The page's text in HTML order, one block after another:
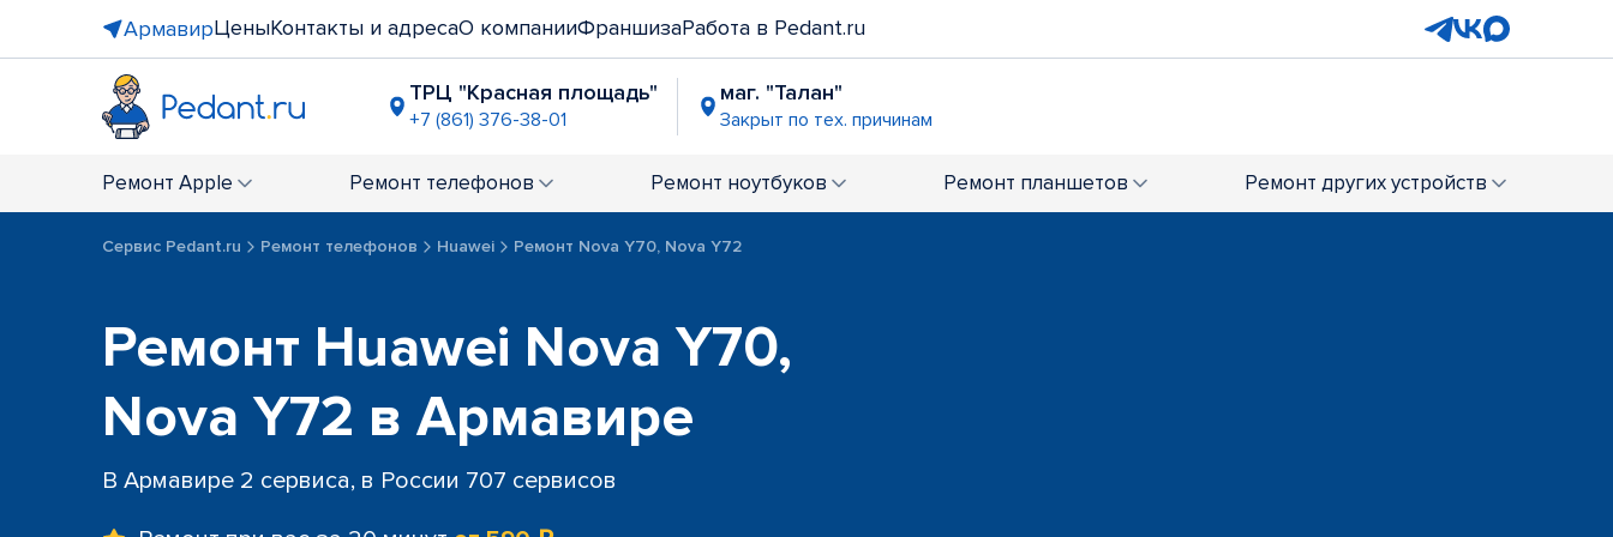
АрмавирЦеныКонтакты и адресаО компанииФраншизаРабота в Pedant.ru
ТРЦ "Красная площадь"
+7 (861) 376-38-01
маг. "Талан"
Закрыт по тех. причинам
Ремонт Apple Ремонт телефонов Ремонт ноутбуков Ремонт планшетов Ремонт других устройств
Сервис Pedant.ru Ремонт телефонов Huawei Ремонт Nova Y70, Nova Y72
Ремонт Huawei Nova Y70,
Nova Y72 в Армавире
В Армавире 2 сервиса, в России 707 сервисов